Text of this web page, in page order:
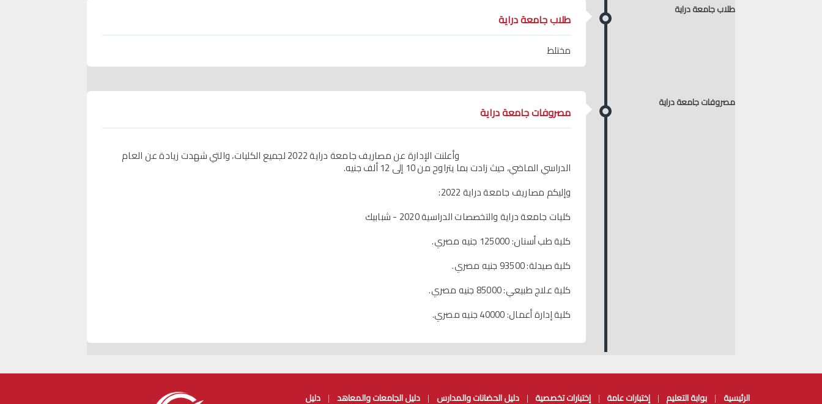
طلاب جامعة دراية
طلاب جامعة دراية
مختلط
مصروفات جامعة دراية
مصروفات جامعة دراية
                                                        وأعلنت الإدارة عن مصاريف جامعة دراية 2022 لجميع الكليات، والتي شهدت زيادة عن العام
وإليكم مصاريف جامعة دراية 2022:
كلية طب أسنان: 125000 جنيه مصري.
كلية صيدلة: 93500 جنيه مصري.
كلية علاج طبيعي: 85000 جنيه مصري.
الرئيسية |بوابة التعليم |إختبارات عامة |إختبارات تخصصية |دليل الحضانات والمدارس |دليل الجامعات والمعاهد |دليل